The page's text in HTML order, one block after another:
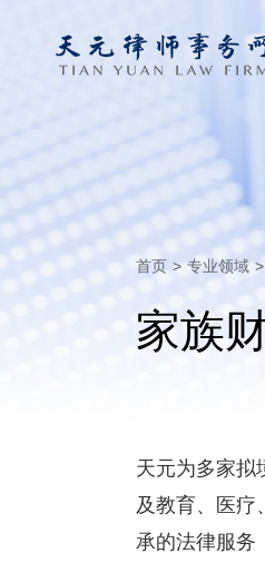
首页 > 专业领域 >
家族
天元为多家拟
及教育、医疗
承的法律服务